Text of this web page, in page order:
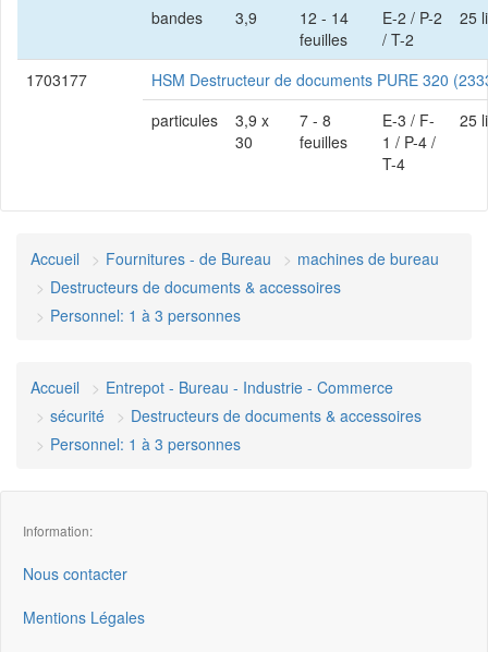
bandes 3,9
12 - 14
feuilles
E-2 / P-2
/ T-2
25
1703177
HSM Destructeur de documents PURE 320
particules
3,9 x
30
7 - 8
feuilles
E-3 / F-
1 / P-4 /
T-4
25
Accueil Fournitures - de Bureau
machines de bureau
Destructeurs de documents & accessoires
Personnel: 1 à 3 personnes
Accueil
Entrepot - Bureau - Industrie - Commerce
sécurité
Destructeurs de documents & accessoires
Personnel: 1 à 3 personnes
Information:
Nous contacter
Mentions Légales